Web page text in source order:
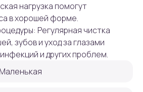
нагрузка помогут
в хорошей форме.
Регулярная чистка
зубов и уход за глазами
и других проблем.